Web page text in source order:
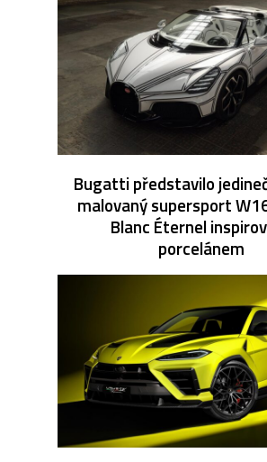
Bugatti představilo
malovaný supersport
Blanc Éternel
porcelánem